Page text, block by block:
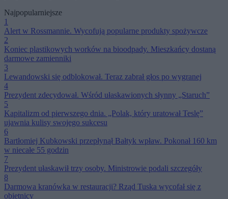
Najpopularniejsze
1
Alert w Rossmannie. Wycofują popularne produkty spożywcze
2
Koniec plastikowych worków na bioodpady. Mieszkańcy dostaną
darmowe zamienniki
3
Lewandowski się odblokował. Teraz zabrał głos po wygranej
4
Prezydent zdecydował. Wśród ułaskawionych słynny „Staruch”
5
Kapitalizm od pierwszego dnia. „Polak, który uratował Teslę”
ujawnia kulisy swojego sukcesu
6
Bartłomiej Kubkowski przepłynął Bałtyk wpław. Pokonał 160 km
w niecałe 55 godzin
7
Prezydent ułaskawił trzy osoby. Ministrowie podali szczegóły
8
Darmowa kranówka w restauracji? Rząd Tuska wycofał się z
obietnicy